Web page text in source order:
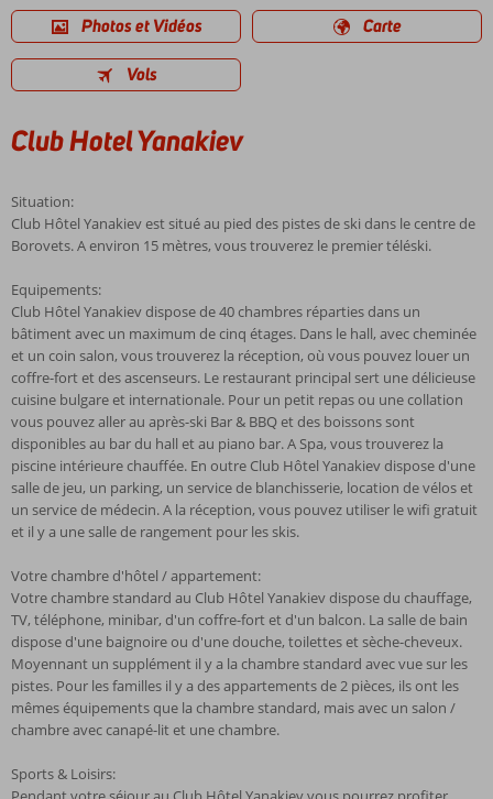
Photos et Vidéos Carte
Vols
Club Hotel Yanakiev
Situation:
Club Hôtel Yanakiev est situé au pied des pistes de ski dans le centre de
Borovets. A environ 15 mètres, vous trouverez le premier téléski.
Equipements:
Club Hôtel Yanakiev dispose de 40 chambres réparties dans un
bâtiment avec un maximum de cinq étages. Dans le hall, avec cheminée
et un coin salon, vous trouverez la réception, où vous pouvez louer un
coffre-fort et des ascenseurs. Le restaurant principal sert une délicieuse
cuisine bulgare et internationale. Pour un petit repas ou une collation
vous pouvez aller au après-ski Bar & BBQ et des boissons sont
disponibles au bar du hall et au piano bar. A Spa, vous trouverez la
piscine intérieure chauffée. En outre Club Hôtel Yanakiev dispose d'une
salle de jeu, un parking, un service de blanchisserie, location de vélos et
un service de médecin. A la réception, vous pouvez utiliser le wifi gratuit
et il y a une salle de rangement pour les skis.
Votre chambre d'hôtel / appartement:
Votre chambre standard au Club Hôtel Yanakiev dispose du chauffage,
TV, téléphone, minibar, d'un coffre-fort et d'un balcon. La salle de bain
dispose d'une baignoire ou d'une douche, toilettes et sèche-cheveux.
Moyennant un supplément il y a la chambre standard avec vue sur les
pistes. Pour les familles il y a des appartements de 2 pièces, ils ont les
mêmes équipements que la chambre standard, mais avec un salon /
chambre avec canapé-lit et une chambre.
Sports & Loisirs: